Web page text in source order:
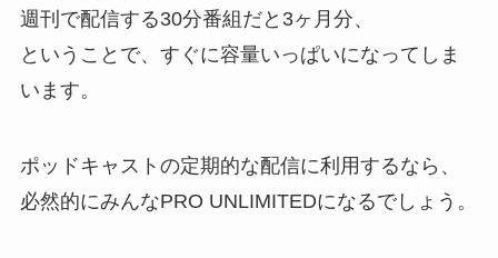
週刊で配信する30分番組だと3ヶ月分、
ということで、すぐに容量いっぱいになってしま
います。
ポッドキャストの定期的な配信に利用するなら、
必然的にみんなPRO UNLIMITEDになるでしょう。